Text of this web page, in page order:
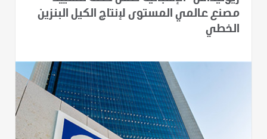
مصنع عالمي المستوى لإنتاج الكيل البنزين
الخطي